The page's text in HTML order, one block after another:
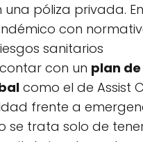
una póliza privada.
con
sanitarios
con un plan de
como el de Assist
frente a
se trata solo de